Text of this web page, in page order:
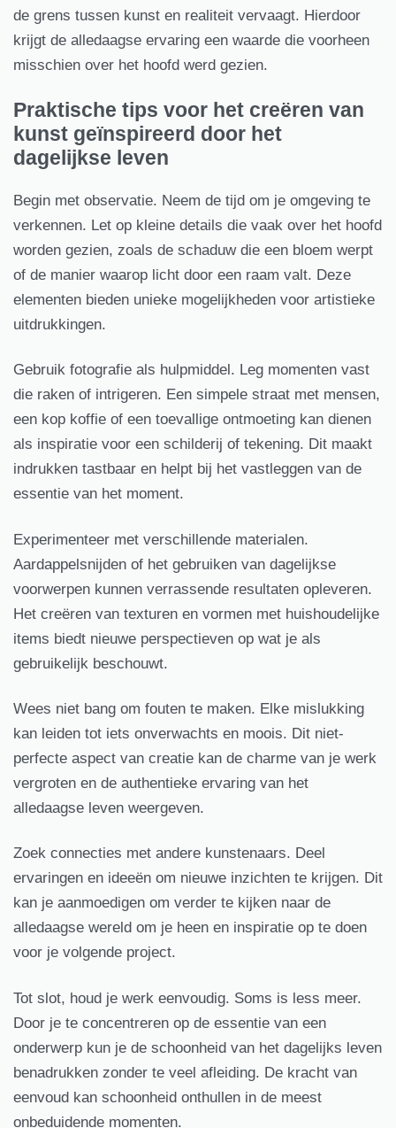
de grens tussen kunst en realiteit vervaagt. Hierdoor
krijgt de alledaagse ervaring een waarde die voorheen
misschien over het hoofd werd gezien.
Praktische tips voor het creëren van
kunst geïnspireerd door het
dagelijkse leven
Begin met observatie. Neem de tijd om je omgeving te
verkennen. Let op kleine details die vaak over het hoofd
worden gezien, zoals de schaduw die een bloem werpt
of de manier waarop licht door een raam valt. Deze
elementen bieden unieke mogelijkheden voor artistieke
uitdrukkingen.
Gebruik fotografie als hulpmiddel. Leg momenten vast
die raken of intrigeren. Een simpele straat met mensen,
een kop koffie of een toevallige ontmoeting kan dienen
als inspiratie voor een schilderij of tekening. Dit maakt
indrukken tastbaar en helpt bij het vastleggen van de
essentie van het moment.
Experimenteer met verschillende materialen.
Aardappelsnijden of het gebruiken van dagelijkse
voorwerpen kunnen verrassende resultaten opleveren.
Het creëren van texturen en vormen met huishoudelijke
items biedt nieuwe perspectieven op wat je als
gebruikelijk beschouwt.
Wees niet bang om fouten te maken. Elke mislukking
kan leiden tot iets onverwachts en moois. Dit niet-
perfecte aspect van creatie kan de charme van je werk
vergroten en de authentieke ervaring van het
alledaagse leven weergeven.
Zoek connecties met andere kunstenaars. Deel
ervaringen en ideeën om nieuwe inzichten te krijgen. Dit
kan je aanmoedigen om verder te kijken naar de
alledaagse wereld om je heen en inspiratie op te doen
voor je volgende project.
Tot slot, houd je werk eenvoudig. Soms is less meer.
Door je te concentreren op de essentie van een
onderwerp kun je de schoonheid van het dagelijks leven
benadrukken zonder te veel afleiding. De kracht van
eenvoud kan schoonheid onthullen in de meest
onbeduidende momenten.